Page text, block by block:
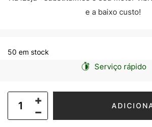
e a baixo custo!
50 em stock
Serviço rápido